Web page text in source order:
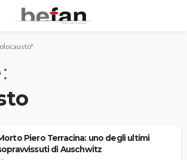
Piero Terracina: uno degli ultimi
di Auschwitz